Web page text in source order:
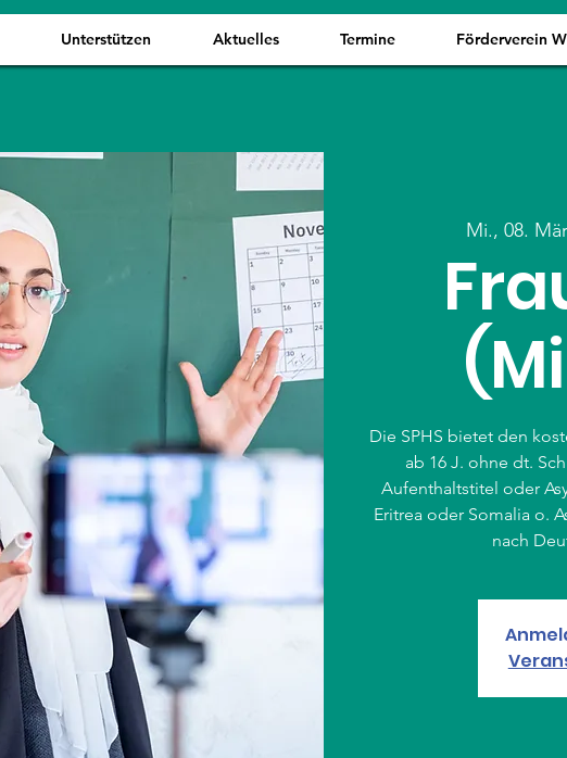
Unterstützen Aktuelles Termine Förderverein
Mi., 08.
Die SPHS bietet den
ab 16 J. ohne dt.
Aufenthaltstitel oder
Eritrea oder Somalia o.
nach